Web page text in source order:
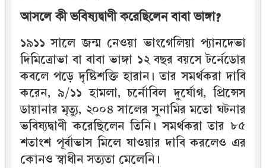
আসলে কী ভবিষ্যদ্বাণী করেছিলেন বাবা ভাঙ্গা?
১৯১১ সালে জন্ম নেওয়া ভাংগেলিয়া প্যানদেভা
দিমিত্রোভা বা বাবা ভাঙ্গা ১২ বছর বয়সে টর্নেডোর
কবলে পড়ে দৃষ্টিশক্তি হারান। তার সমর্থকরা দাবি
করেন, ৯/১১ হামলা, চর্নোবিল দুর্যোগ, প্রিন্সেস
ডায়ানার মৃত্যু, ২০০৪ সালের সুনামির মতো ঘটনার
ভবিষ্যদ্বাণী করেছিলেন তিনি। সমর্থকরা তার ৮৫
শতাংশ পূর্বাভাস মিলে যাওয়ার দাবি করলেও এর
কোনও স্বাধীন সত্যতা মেলেনি।